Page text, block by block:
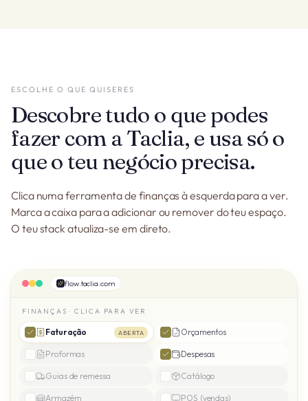
ESCOLHE O QUE QUISERES
Descobre tudo o que podes
fazer com a Taclia, e usa só o
que o teu negócio precisa.
Clica numa ferramenta de finanças à esquerda para a ver.
Marca a caixa para a adicionar ou remover do teu espaço.
O teu stack atualiza-se em direto.
flow.taclia.com
FINANÇAS · CLICA PARA VER
Faturação ABERTA Orçamentos
Proformas Despesas
Guias de remessa Catálogo
Armazém POS (vendas)